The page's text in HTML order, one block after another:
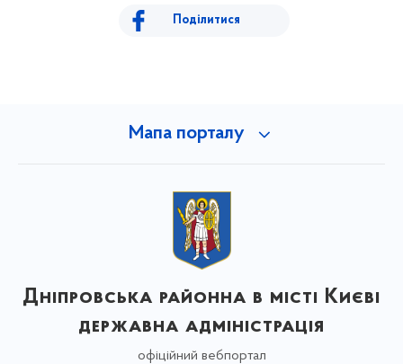
Поділитися
Мапа порталу
Дніпровська районна в місті Києві
державна адміністрація
офіційний вебпортал